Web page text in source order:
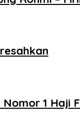
1 Haji